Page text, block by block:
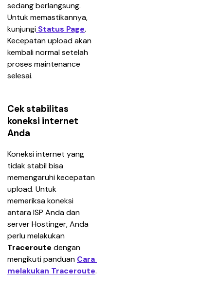
sedang berlangsung.
Untuk memastikannya,
kunjungi Status Page.
Kecepatan upload akan
kembali normal setelah
proses maintenance
selesai.
Cek stabilitas
koneksi internet
Anda
Koneksi internet yang
tidak stabil bisa
memengaruhi kecepatan
upload. Untuk
memeriksa koneksi
antara ISP Anda dan
server Hostinger, Anda
perlu melakukan
Traceroute dengan
mengikuti panduan Cara
melakukan Traceroute.